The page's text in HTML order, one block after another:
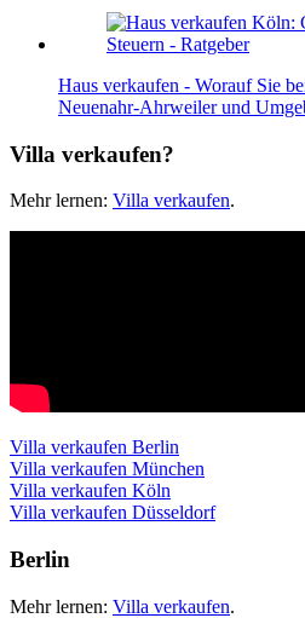
Haus verkaufen - Worauf Sie
Neuenahr-Ahrweiler und
Villa verkaufen?
Mehr lernen: Villa verkaufen.
Villa verkaufen Berlin
Villa verkaufen München
Villa verkaufen Köln
Villa verkaufen Düsseldorf
Berlin
Mehr lernen: Villa verkaufen.